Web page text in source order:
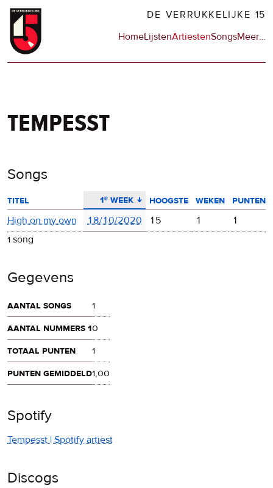
Overslaan
naar
DE VERRUKKELIJKE 15
Hoofdnavigatie
HomeLijstenArtiestenSongsMeerop
…
tempesst
Songs
titel 1ᵉ week
aflopend sorteren hoogste weken
punten
High on my own
18/10/2020 15 1
1
1 song
Gegevens
aantal songs
1
aantal nummers 10
totaal punten
1
punten gemiddeld1,00
Spotify
Tempesst | Spotify artiest
Discogs